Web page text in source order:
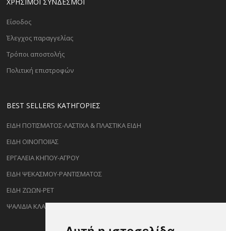
Είσοδος
Έλεγχος παραγγελίας
Τρόποι αποστολής
Πολιτική επιστροφών
BEST SELLERS ΚΑΤΗΓΟΡΊΕΣ
ΕΙΔΗ ΠΟΤΙΣΜΑΤΟΣ-ΛΑΣΤΙΧΑ & ΠΛΑΣΤΙΚΑ ΕΙΔΗ
ΕΙΔΗ ΟΙΝΟΠΟΙΪΑΣ
ΕΡΓΑΛΕΙΑ ΚΗΠΟΥ-ΑΓΡΟΥ
ΕΙΔΗ ΨΕΚΑΣΜΟΥ-ΡΑΝΤΙΣΜΑΤΟΣ
ΕΙΔΗ ΖΩΩΝ-PET
ΨΑΛΙΔΙΑ ΚΛΑΔΕΜΑΤΟΣ